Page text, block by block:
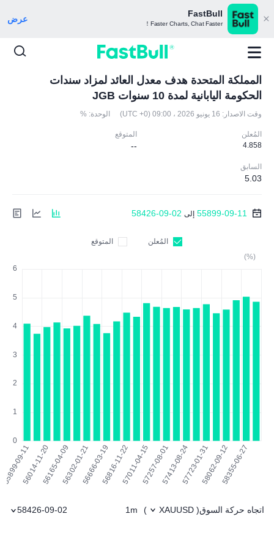
FastBull
Faster Charts, Chat Faster！ عرض
المملكة المتحدة هدف معدل العائد لمزاد سندات
الحكومة اليابانية لمدة 10 سنوات JGB
وقت الاصدار: 16 يونيو 2026 ، 09:00 (UTC +0) الوحدة: %
المُعلن
4.858
المتوقع
--
السابق
5.03
55899-09-11 إلى 58426-09-02
المُعلن
المتوقع
(%)
اتجاه حركة السوق(
XAUUSD
)
1m
58426-09-02